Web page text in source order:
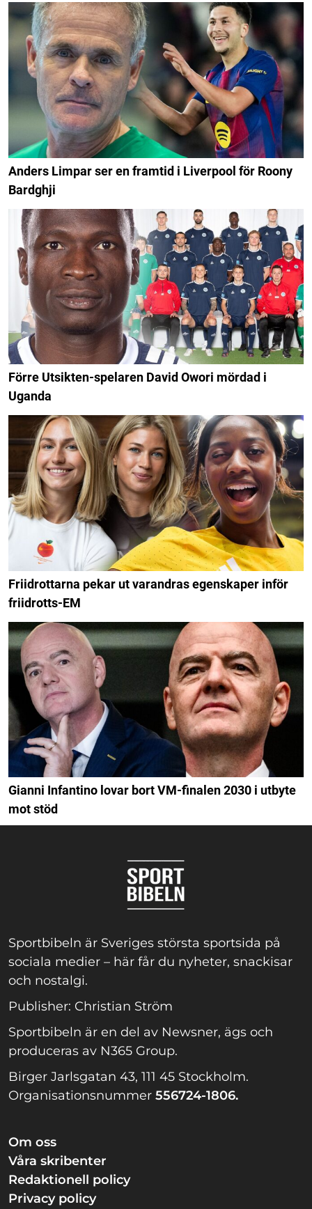
Anders Limpar ser en framtid i Liverpool för Roony
Bardghji
Förre Utsikten-spelaren David Owori mördad i
Uganda
Friidrottarna pekar ut varandras egenskaper inför
friidrotts-EM
Gianni Infantino lovar bort VM-finalen 2030 i utbyte
mot stöd
Sportbibeln är Sveriges största sportsida på
sociala medier – här får du nyheter, snackisar
och nostalgi.
Publisher: Christian Ström
Sportbibeln är en del av Newsner, ägs och
produceras av N365 Group.
Birger Jarlsgatan 43, 111 45 Stockholm.
Organisationsnummer 556724-1806.
Om oss
Våra skribenter
Redaktionell policy
Privacy policy